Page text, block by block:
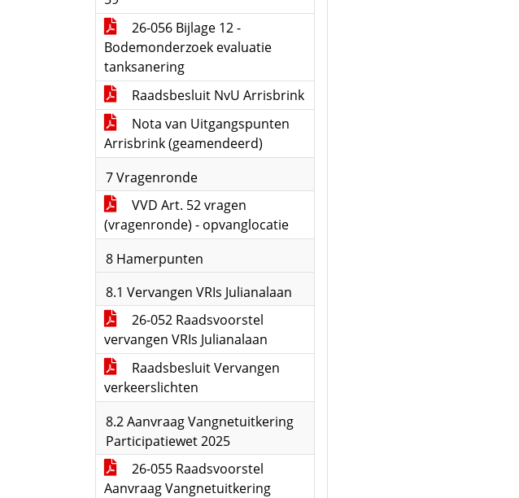
26-056 Bijlage 12 -
Bodemonderzoek evaluatie
tanksanering
Raadsbesluit NvU Arrisbrink
Nota van Uitgangspunten
Arrisbrink (geamendeerd)
7 Vragenronde
VVD Art. 52 vragen
(vragenronde) - opvanglocatie
8 Hamerpunten
8.1 Vervangen VRIs Julianalaan
26-052 Raadsvoorstel
vervangen VRIs Julianalaan
Raadsbesluit Vervangen
verkeerslichten
8.2 Aanvraag Vangnetuitkering
Participatiewet 2025
26-055 Raadsvoorstel
Aanvraag Vangnetuitkering